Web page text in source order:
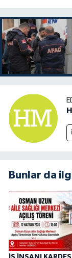
Bunlar da